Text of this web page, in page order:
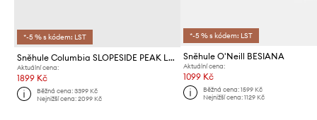
*-5 % s kódem: LST
Sněhule Columbia SLOPESIDE PEAK LUXE
Aktuální cena:
1899 Kč
Běžná cena:3399 Kč
Nejnižší cena:2099 Kč
*-5 % s kódem: LST
Sněhule O'Neill BESIANA
Aktuální cena:
1099 Kč
Běžná cena: 1599 Kč
Nejnižší cena: 1129 Kč